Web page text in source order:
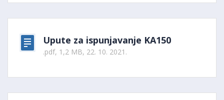
Upute za ispunjavanje KA150
.pdf, 1,2 MB, 22. 10. 2021.